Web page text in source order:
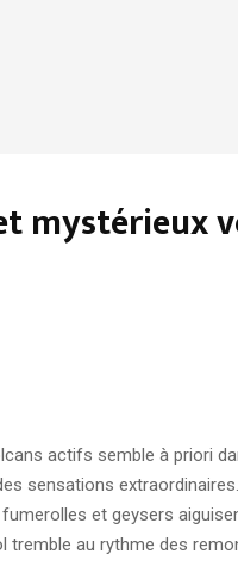
mystérieux
actifs semble à priori
sensations
et geysers
tremble au rythme des